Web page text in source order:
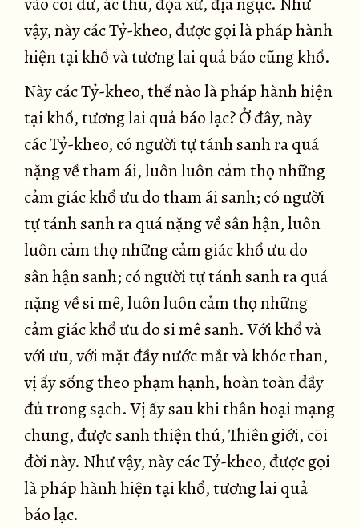
vậy, này các Tỷ-kheo, được gọi là pháp hành
hiện tại khổ và tương lai quả báo cũng khổ.
Này các Tỷ-kheo, thế nào là pháp hành hiện
tại khổ, tương lai quả báo lạc? Ở đây, này
các Tỷ-kheo, có người tự tánh sanh ra quá
nặng về tham ái, luôn luôn cảm thọ những
cảm giác khổ ưu do tham ái sanh; có người
tự tánh sanh ra quá nặng về sân hận, luôn
luôn cảm thọ những cảm giác khổ ưu do
sân hận sanh; có người tự tánh sanh ra quá
nặng về si mê, luôn luôn cảm thọ những
cảm giác khổ ưu do si mê sanh. Với khổ và
với ưu, với mặt đầy nước mắt và khóc than,
vị ấy sống theo phạm hạnh, hoàn toàn đầy
đủ trong sạch. Vị ấy sau khi thân hoại mạng
chung, được sanh thiện thú, Thiên giới, cõi
đời này. Như vậy, này các Tỷ-kheo, được gọi
là pháp hành hiện tại khổ, tương lai quả
báo lạc.